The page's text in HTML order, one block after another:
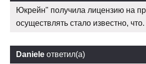
Юкрейн" получила лицензию на
осуществлять стало известно, что.
Daniele ответил(а)